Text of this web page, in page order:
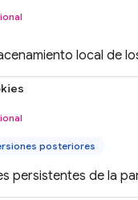
local de
posteriores
persistentes de la